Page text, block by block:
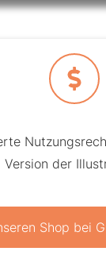
Version der
Shop bei